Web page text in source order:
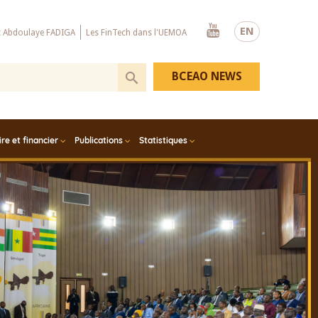
EN
Abdoulaye FADIGA Les FinTech dans l'UEMOA
Youtube
et financier Publications Statistiques
BCEAO NEWS